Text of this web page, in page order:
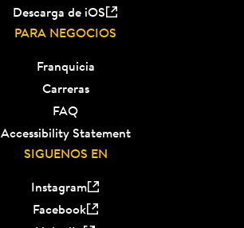
Descarga de iOS
PARA NEGOCIOS
Franquicia
Carreras
FAQ
Accessibility Statement
SIGUENOS EN
Instagram
Facebook